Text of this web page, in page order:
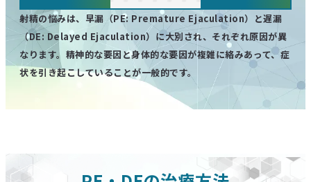
射精の悩みは、早漏（PE: Premature Ejaculation）と遅漏
（DE: Delayed Ejaculation）に大別され、それぞれ原因が異
なります。精神的な要因と身体的な要因が複雑に絡みあって、症
状を引き起こしていることが一般的です。